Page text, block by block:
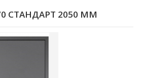
СТАНДАРТ 2050 ММ